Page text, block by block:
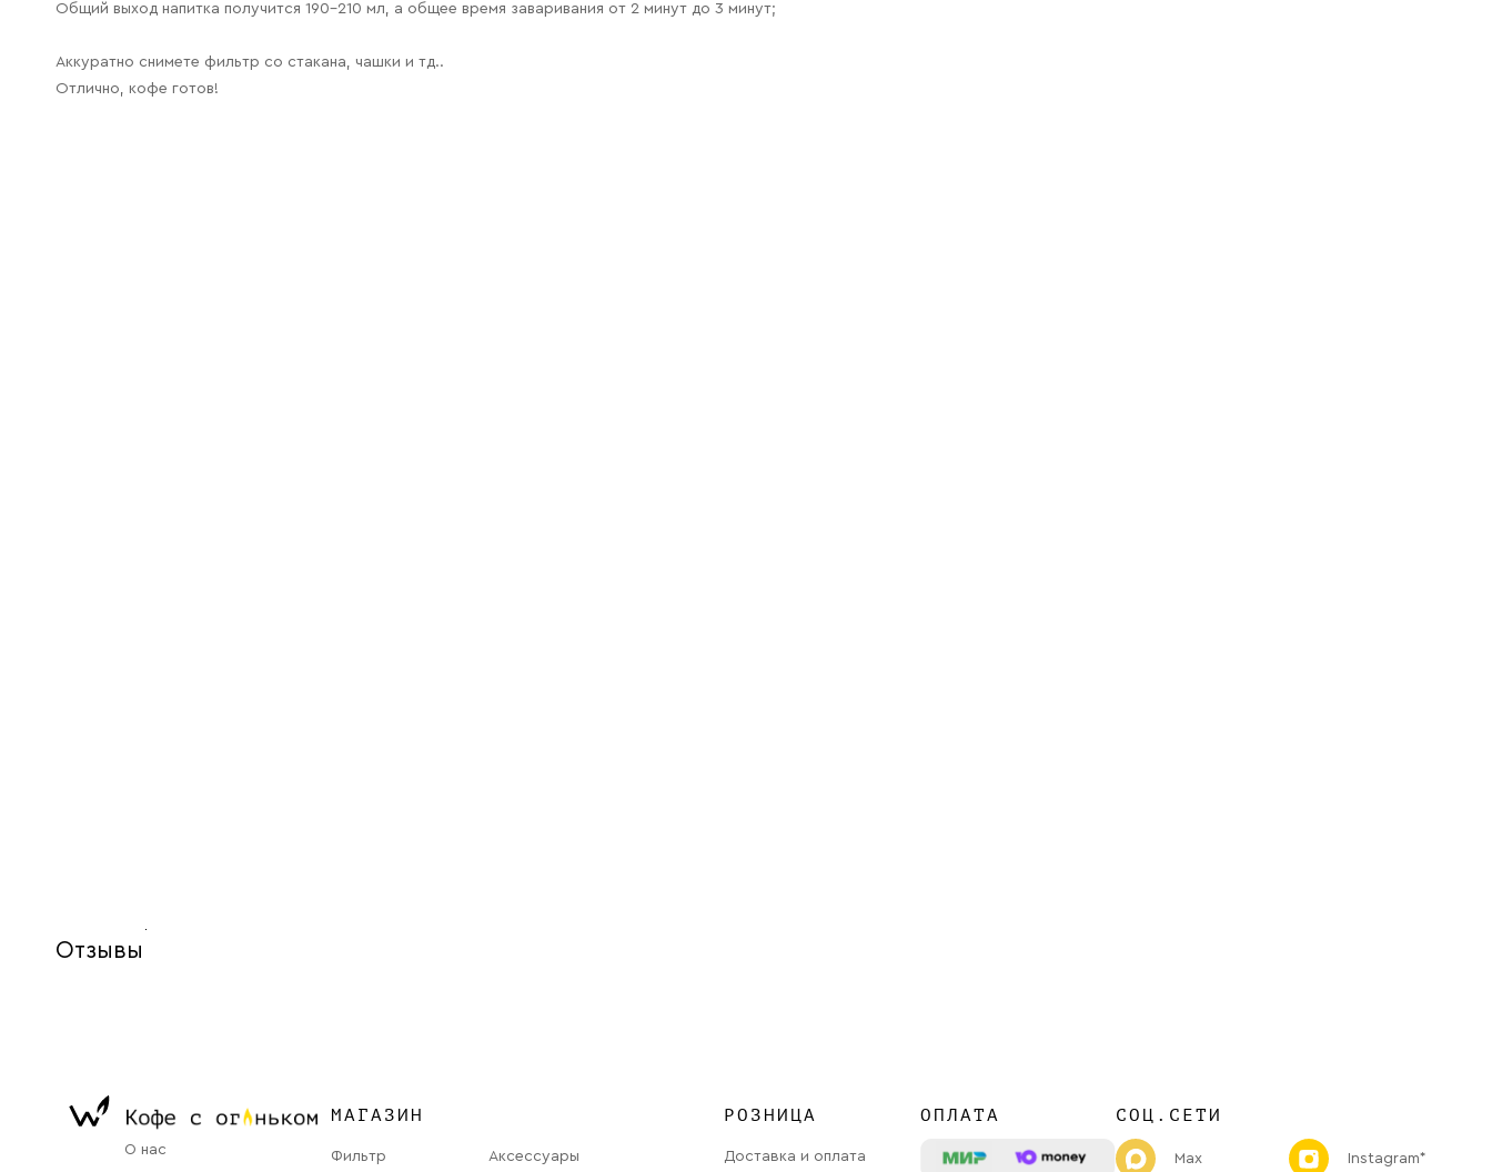
Общий выход напитка получится 190-210 мл, а общее время заваривания от 2 минут до 3 минут;
Аккуратно снимете фильтр со стакана, чашки и тд..
Отлично, кофе готов!
Отзывы
О нас
МАГАЗИН
Фильтр Аксессуары
РОЗНИЦА
Доставка и оплата
ОПЛАТА СОЦ.СЕТИ
Max Instagram*